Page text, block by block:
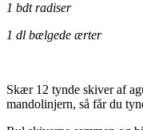
1 bdt radiser
1 dl bælgede ærter
Skær 12 tynde skiver af
mandolinjern, så får du